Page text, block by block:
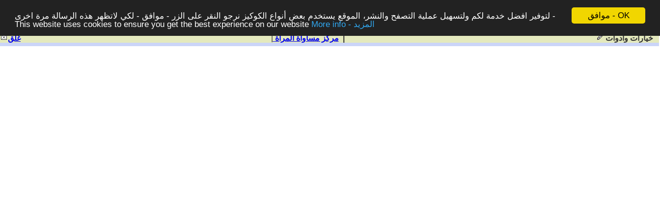
موافق - OK
لتوفير افضل خدمة لكم ولتسهيل عملية التصفح والنشر، الموقع يستخدم بعض أنواع الكوكيز نرجو النقر على الزر - موافق - لكي لاتظهر هذه الرسالة مرة اخرى -
This website uses cookies to ensure you get the best experience on our website
More info - المزيد
غلق | مركز مساواة المرأة| خيارات وادوات